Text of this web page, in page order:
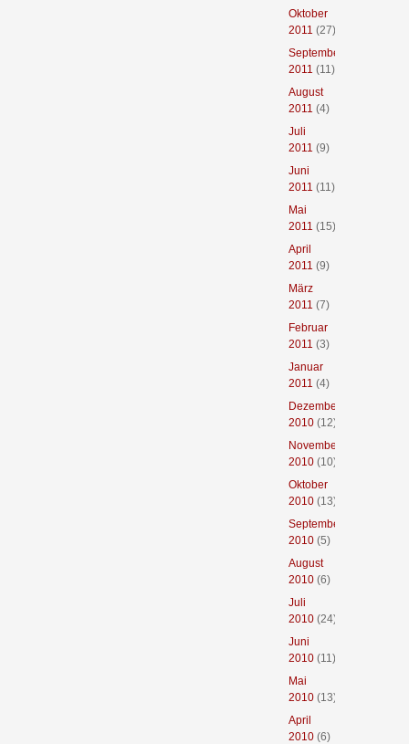
Oktober
2011 (27)
September
2011 (11)
August
2011 (4)
Juli
2011 (9)
Juni
2011 (11)
Mai
2011 (15)
April
2011 (9)
März
2011 (7)
Februar
2011 (3)
Januar
2011 (4)
Dezember
2010(12)
November
2010(10)
Oktober
2010(13)
September
2010(5)
August
2010(6)
Juli
2010(24)
Juni
2010(11)
Mai
2010(13)
April
2010(6)